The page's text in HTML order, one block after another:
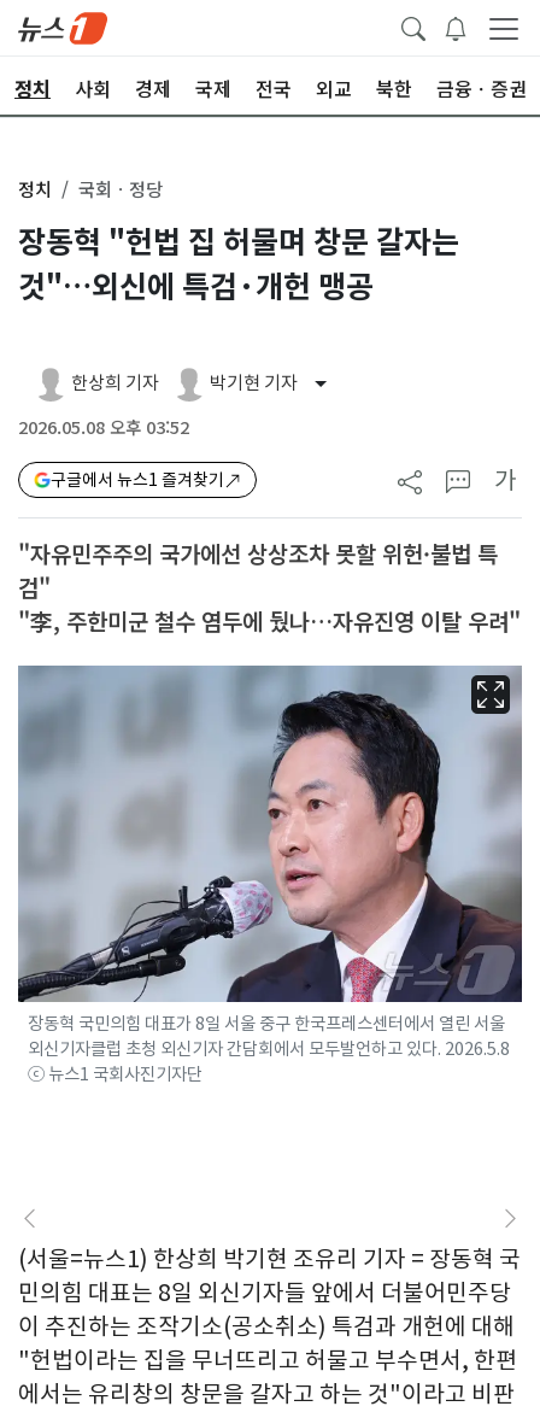
정치 사회 경제 국제 전국 외교 북한 금융ㆍ증권
정치 국회ㆍ정당
장동혁 "헌법 집 허물며 창문 갈자는
것"…외신에 특검·개헌 맹공
한상희 기자 박기현 기자
2026.05.08 오후 03:52
구글에서 뉴스1 즐겨찾기 가
"자유민주주의 국가에선 상상조차 못할 위헌·불법 특
검"
"李, 주한미군 철수 염두에 뒀나…자유진영 이탈 우려"
장동혁 국민의힘 대표가 8일 서울 중구 한국프레스센터에서 열린 서울
외신기자클럽 초청 외신기자 간담회에서 모두발언하고 있다. 2026.5.8
ⓒ 뉴스1 국회사진기자단
(서울=뉴스1) 한상희 박기현 조유리 기자 = 장동혁 국
민의힘 대표는 8일 외신기자들 앞에서 더불어민주당
이 추진하는 조작기소(공소취소) 특검과 개헌에 대해
"헌법이라는 집을 무너뜨리고 허물고 부수면서, 한편
에서는 유리창의 창문을 갈자고 하는 것"이라고 비판